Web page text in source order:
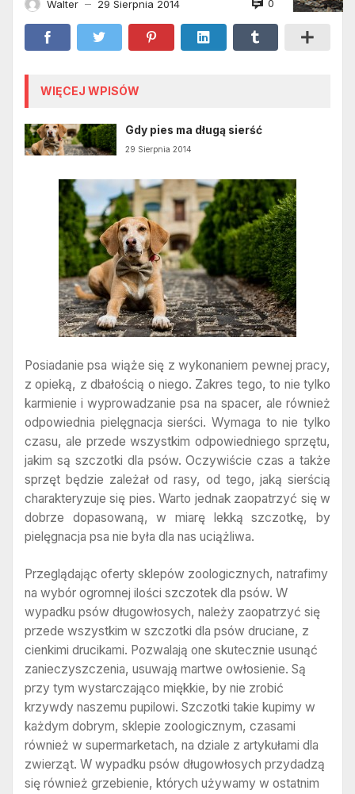
Walter — 29 Sierpnia 2014 0
WIĘCEJ WPISÓW
Gdy pies ma długą sierść
29 Sierpnia 2014
Posiadanie psa wiąże się z wykonaniem pewnej pracy,
z opieką, z dbałością o niego. Zakres tego, to nie tylko
karmienie i wyprowadzanie psa na spacer, ale również
odpowiednia pielęgnacja sierści. Wymaga to nie tylko
czasu, ale przede wszystkim odpowiedniego sprzętu,
jakim są szczotki dla psów. Oczywiście czas a także
sprzęt będzie zależał od rasy, od tego, jaką sierścią
charakteryzuje się pies. Warto jednak zaopatrzyć się w
dobrze dopasowaną, w miarę lekką szczotkę, by
pielęgnacja psa nie była dla nas uciążliwa.
Przeglądając oferty sklepów zoologicznych, natrafimy
na wybór ogromnej ilości szczotek dla psów. W
wypadku psów długowłosych, należy zaopatrzyć się
przede wszystkim w szczotki dla psów druciane, z
cienkimi drucikami. Pozwalają one skutecznie usunąć
zanieczyszczenia, usuwają martwe owłosienie. Są
przy tym wystarczająco miękkie, by nie zrobić
krzywdy naszemu pupilowi. Szczotki takie kupimy w
każdym dobrym, sklepie zoologicznym, czasami
również w supermarketach, na dziale z artykułami dla
zwierząt. W wypadku psów długowłosych przydadzą
się również grzebienie, których używamy w ostatnim